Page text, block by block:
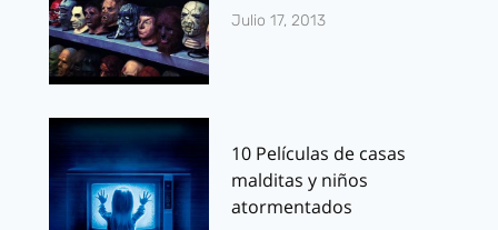
Julio 17, 2013
10 Películas de casas
malditas y niños
atormentados